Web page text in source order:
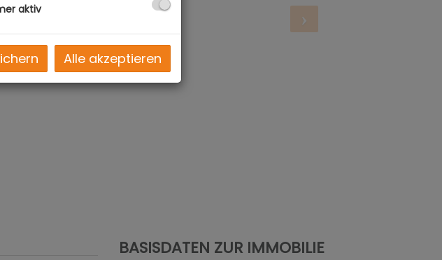
BASISDATEN ZUR IMMOBILIE
aktiv
Alle akzeptieren